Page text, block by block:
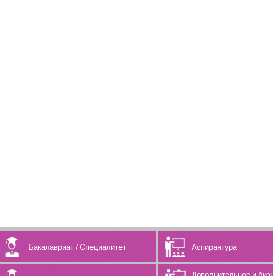
Бакалавриат/ Специалитет Аспирантура